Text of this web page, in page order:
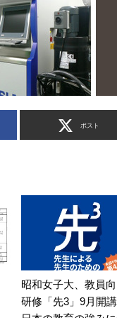
ポスト
昭和女子大、教員
研修「先3」9月開